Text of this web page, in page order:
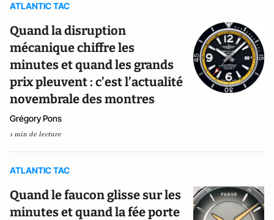
ATLANTIC TAC
Quand la disruption
mécanique chiffre les
minutes et quand les grands
prix pleuvent : c’est l’actualité
novembrale des montres
Grégory Pons
1 min de lecture
ATLANTIC TAC
Quand le faucon glisse sur les
minutes et quand la fée porte